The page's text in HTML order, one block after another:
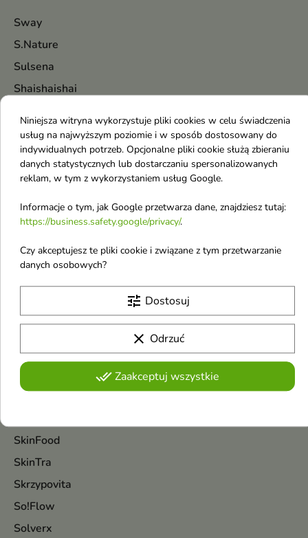
Sway
S.Nature
Sulsena
Shaishaishai
Seapuri
Saem
Sally Hansen
Sattva
Sensodyne
Sessio
Shiseido
Sister Young
SkinFood
SkinTra
Skrzypovita
So!Flow
Solverx
Niniejsza witryna wykorzystuje pliki cookies w celu świadczenia
usług na najwyższym poziomie i w sposób dostosowany do
indywidualnych potrzeb. Opcjonalne pliki cookie służą zbieraniu
danych statystycznych lub dostarczaniu spersonalizowanych
reklam, w tym z wykorzystaniem usług Google.
Informacje o tym, jak Google przetwarza dane, znajdziesz tutaj:
https://business.safety.google/privacy/.
Czy akceptujesz te pliki cookie i związane z tym przetwarzanie
danych osobowych?
tune Dostosuj
clear Odrzuć
done_allZaakceptuj wszystkie